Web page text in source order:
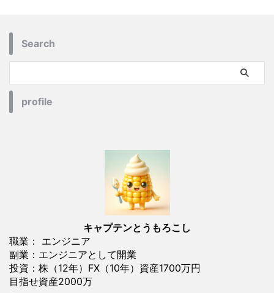
Search
profile
キャプテンとうもろこし
職業： エンジニア
副業：エンジニアとして開業
投資：株（12年）FX（10年）資産1700万円
目指せ資産2000万